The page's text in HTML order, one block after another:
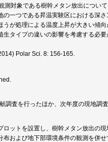
対象である樹幹メタン放出につい
一つである昇温実験区における深
が処理による温度上昇が大きい傾
タイプの違いの影響を考慮する必
Polar Sci. 8: 156-165.
査を行ったほか、次年度の現地調
ットを設置し、樹幹メタン放出の現
および地下部環境条件の観測を併せ